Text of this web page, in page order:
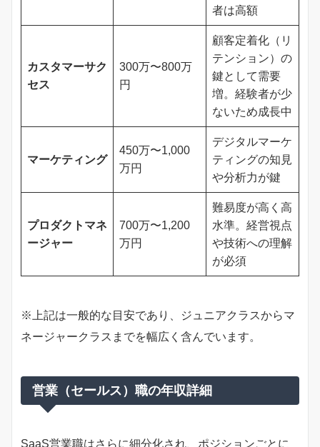
者は高額
カスタマーサク
セス
300万〜800万
円
顧客定着化（リ
テンション）の
鍵として需要
増。経験者が少
ないため成長中
マーケティング
450万〜1,000
万円
デジタルマーケ
ティングの知見
や分析力が鍵
プロダクトマネ
ージャー
700万〜1,200
万円
難易度が高く高
水準。経営視点
や技術への理解
が必須
※上記は一般的な目安であり、ジュニアクラスからマ
ネージャークラスまでを幅広く含んでいます。
営業（セールス）職の年収詳細
SaaS営業職はさらに細分化され、ポジションごとに